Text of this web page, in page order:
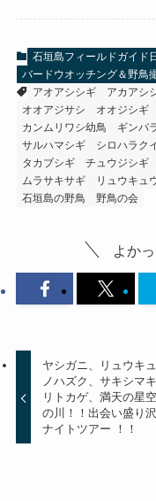
石垣島フィールドガイド
バードウオッチング＆野鳥
アオアシシギ
アカアシ
オオアジサシ
オオジシギ
カンムリワシ幼鳥
ギンパ
サルハマシギ
シロハラク
タカブシギ
チュウジシギ
ムラサキサギ
リュウキュ
石垣島の野鳥
野鳥の会
よか
ヤシガニ、リュウキ
ノハズク、サキシマ
リトカゲ、満天の星
の川！！出会い盛り
ナイトツアー ！！